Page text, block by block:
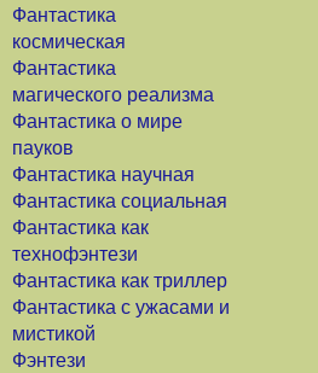
Фантастика
космическая
Фантастика
магического реализма
Фантастика о мире
пауков
Фантастика научная
Фантастика социальная
Фантастика как
технофэнтези
Фантастика как триллер
Фантастика с ужасами и
мистикой
Фэнтези